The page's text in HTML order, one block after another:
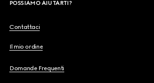
POSSIAMO AIUTARTI?
Contattaci
Il mio ordine
Domande Frequenti